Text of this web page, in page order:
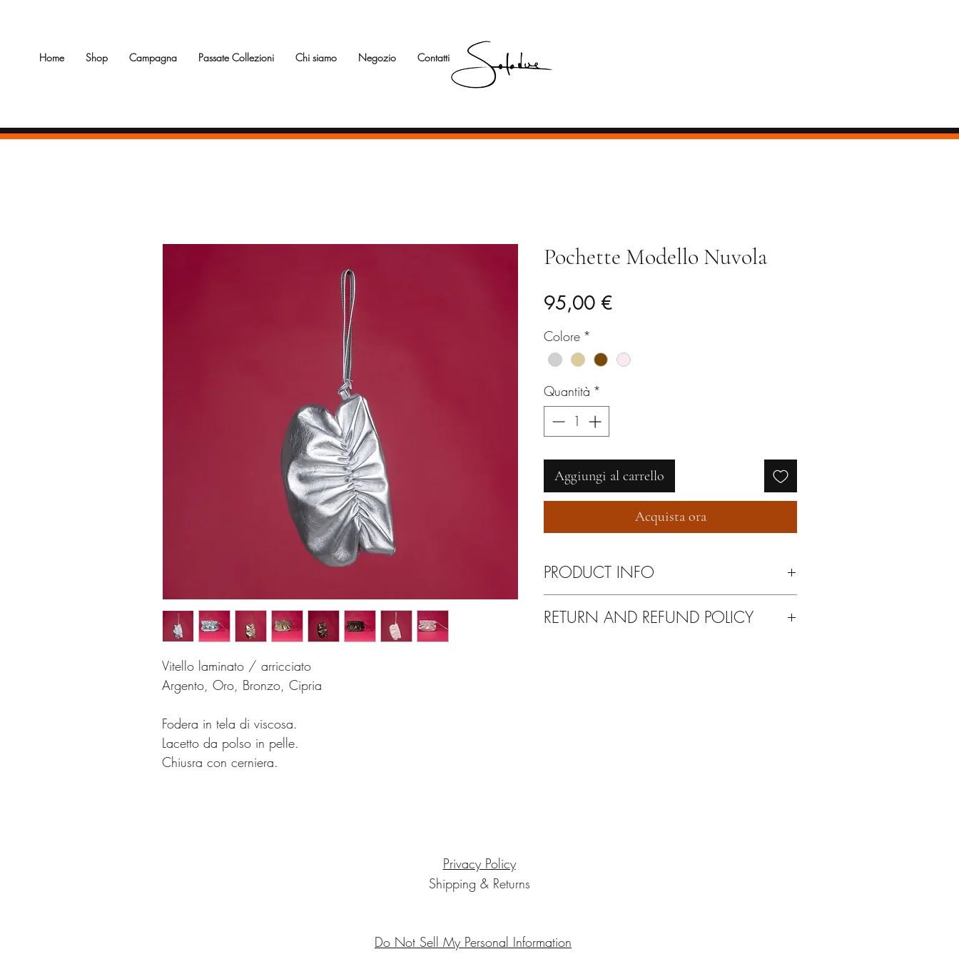
Home Shop Campagna Passate Collezioni Chi siamo Negozio Contatti
Vitello laminato / arricciato
Argento, Oro, Bronzo, Cipria
Fodera in tela di viscosa.
Lacetto da polso in pelle.
Chiusra con cerniera.
Pochette Modello Nuvola
95,00 €Prezzo
Colore *
Quantità *
Aggiungi al carrello
Acquista ora
PRODUCT INFO
RETURN AND REFUND POLICY
Privacy Policy
Shipping & Returns
Do Not Sell My Personal Information